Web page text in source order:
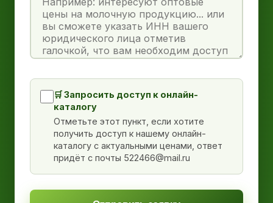
🛒 Запросить доступ к онлайн-
каталогу
Отметьте этот пункт, если хотите
получить доступ к нашему онлайн-
каталогу с актуальными ценами, ответ
придёт с почты 522466@mail.ru